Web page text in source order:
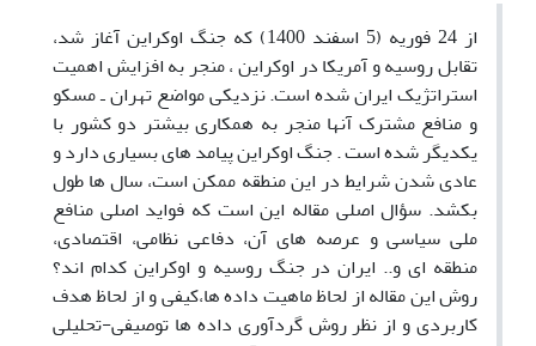
از 24 فوریه (5 اسفند 1400) که جنگ اوکراین آغاز شد،
تقابل روسیه و آمریکا در اوکراین ، منجر به افزایش اهمیت
استراتژیک ایران شده است. نزدیکی مواضع تهران ـ مسکو
و منافع مشترک آنها منجر به همکاری بیشتر دو کشور با
یکدیگر شده است . جنگ اوکراین پیامد های بسیاری دارد و
عادی شدن شرایط در این منطقه ممکن است، سال ها طول
بکشد. سؤال اصلی مقاله این است که فواید اصلی منافع
ملی سیاسی و عرصه های آن، دفاعی نظامی، اقتصادی،
منطقه ای و.. ایران در جنگ روسیه و اوکراین کدام اند؟
روش این مقاله از لحاظ ماهیت داده ها،کیفی و از لحاظ هدف
کاربردی و از نظر روش گردآوری داده ها توصیفی-تحلیلی